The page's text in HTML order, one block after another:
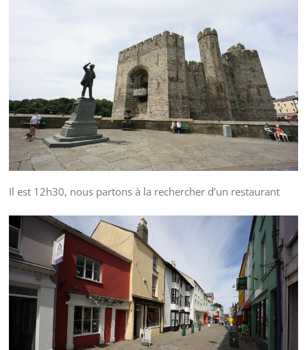
Il est 12h30, nous partons à la rechercher d’un restaurant